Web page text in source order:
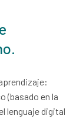
(basado en la
lenguaje digital